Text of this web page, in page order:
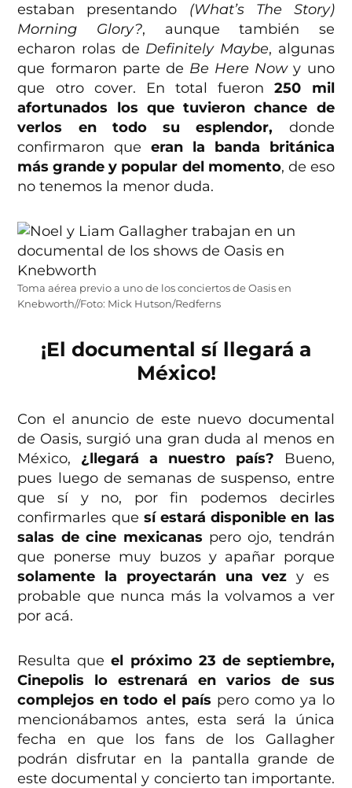
estaban presentando (What’s The Story)
Morning Glory?, aunque también se
echaron rolas de Definitely Maybe, algunas
que formaron parte de Be Here Nowy uno
que otro cover. En total fueron 250 mil
afortunados los que tuvieron chance de
verlos en todo su esplendor, donde
confirmaron queeran la banda británica
más grande y popular del momento, de eso
no tenemos la menor duda.
Toma aérea previo a uno de los conciertos de Oasis en
Knebworth//Foto: Mick Hutson/Redferns
¡El documental sí llegará a
México!
Con el anuncio de este nuevo documental
de Oasis, surgió una gran duda al menos en
México, ¿llegará a nuestro país? Bueno,
pues luego de semanas de suspenso, entre
que sí y no, por fin podemos decirles
confirmarles que sí estará disponible en las
salas de cine mexicanas pero ojo, tendrán
que ponerse muy buzos y apañar porque
solamente la proyectarán una vez y es
probable que nunca más la volvamos a ver
por acá.
Resulta queel próximo 23 de septiembre,
Cinepolis lo estrenará en varios de sus
complejos en todo el país pero como ya lo
mencionábamos antes, esta será la única
fecha en que los fans de los Gallagher
podrán disfrutar en la pantalla grande de
este documental y concierto tan importante.